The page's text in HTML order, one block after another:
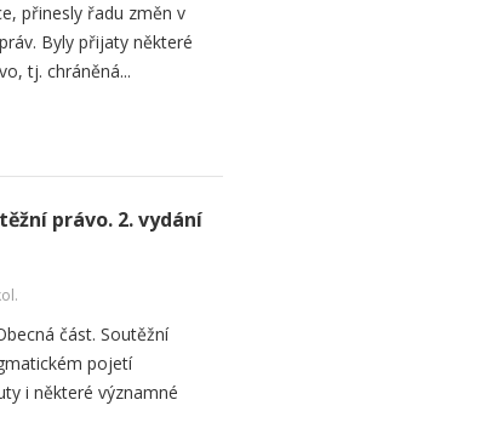
přinesly řadu změn v
Byly přijaty některé
tj. chráněná...
právo. 2. vydání
část. Soutěžní
pojetí
i některé významné